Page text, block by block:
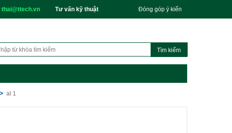
thai@ttech.vn Tư vấn kỹ thuật Đóng góp ý kiến
al 1